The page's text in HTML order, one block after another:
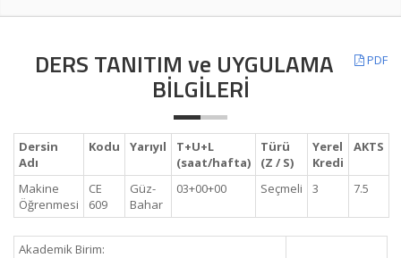
PDF
DERS TANITIM ve UYGULAMA
BİLGİLERİ
Dersin
Adı
Kodu Yarıyıl
T+U+L
(saat/hafta)
Türü
(Z / S)
Yerel
Kredi
AKTS
Makine
Öğrenmesi
CE
609
Güz-
Bahar
03+00+00 Seçmeli 3 7.5
Akademik Birim: